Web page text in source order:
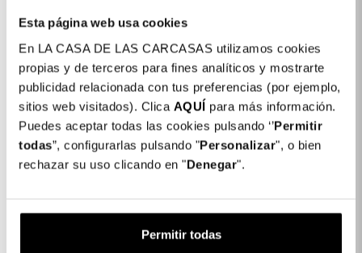
Esta página web usa cookies
En LA CASA DE LAS CARCASAS utilizamos cookies
propias y de terceros para fines analíticos y mostrarte
publicidad relacionada con tus preferencias (por ejemplo,
sitios web visitados). Clica AQUÍ para más información.
Puedes aceptar todas las cookies pulsando ‘’Permitir
todas”, configurarlas pulsando "Personalizar", o bien
rechazar su uso clicando en "Denegar".
Permitir todas
Capa Bumper Ultra Suave para iPhone
14
14,99
€
1 x Capa Bumper Ultra Suave para
iPhone 14:
14,99 €
COMPLETAR A SUA COMPRA